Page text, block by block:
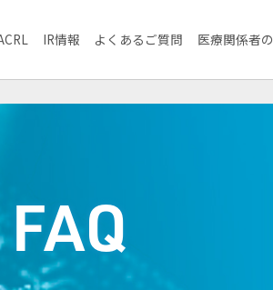
IR情報 よくあるご質問 医療関係者
FAQ